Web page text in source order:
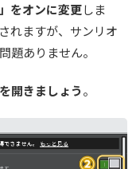
をオンに変更しま
れますが、サンリオ
題ありません。
開きましょう。